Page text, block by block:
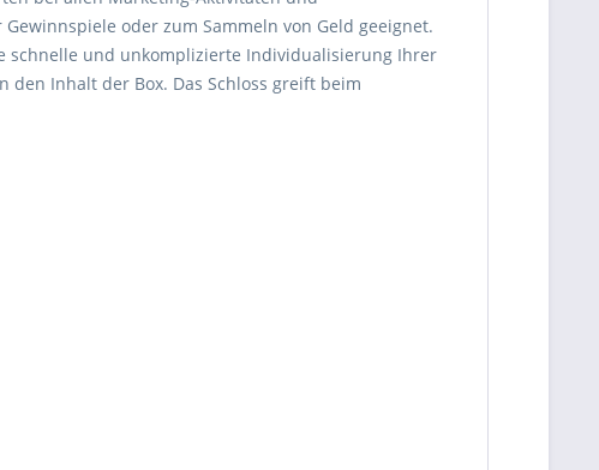
oder zum Sammeln von Geld geeignet.
schnelle und unkomplizierte Individualisierung Ihrer
den Inhalt der Box. Das Schloss greift beim